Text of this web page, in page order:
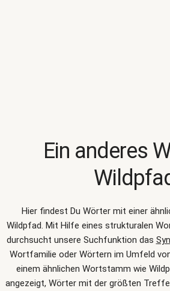
Ein anderes
Hier findest Du Wörter mit einer
Wildpfad. Mit Hilfe eines strukturalen
durchsucht unsere Suchfunktion das
Wortfamilie oder Wörtern im Umfeld
einem ähnlichen Wortstamm wie
angezeigt, Wörter mit der größten